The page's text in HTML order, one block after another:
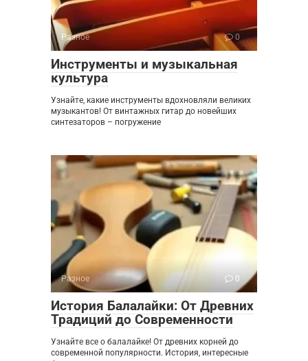
Разное 0
Инструменты и музыкальная
культура
Узнайте, какие инструменты вдохновляли великих
музыкантов! От винтажных гитар до новейших
синтезаторов – погружение
Разное 0
История Балалайки: От Древних
Традиций до Современности
Узнайте все о балалайке! От древних корней до
современной популярности. История, интересные